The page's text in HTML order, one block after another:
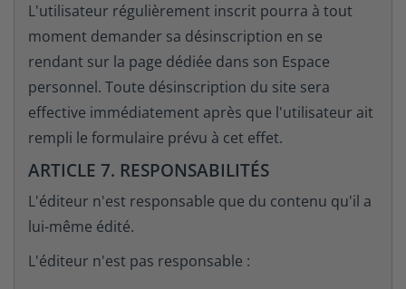
L'utilisateur régulièrement inscrit pourra à tout
moment demander sa désinscription en se
rendant sur la page dédiée dans son Espace
personnel. Toute désinscription du site sera
effective immédiatement après que l'utilisateur ait
rempli le formulaire prévu à cet effet.
ARTICLE 7. RESPONSABILITÉS
L'éditeur n'est responsable que du contenu qu'il a
lui-même édité.
L'éditeur n'est pas responsable :